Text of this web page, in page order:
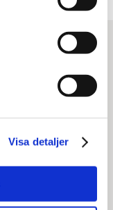
Visa detaljer